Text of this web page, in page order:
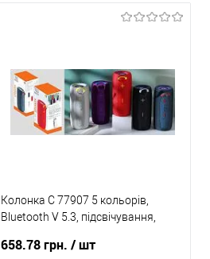
Колонка C 77907 5 кольорів,
Bluetooth V 5.3, підсвічування,
TWS, роз’єми AUX, type-С, USB,
658.78 грн. / шт